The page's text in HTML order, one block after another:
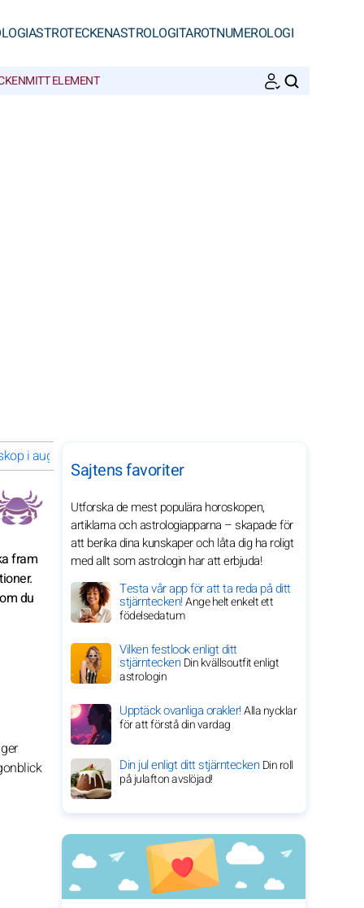
ASTROTECKENASTROLOGITAROTNUMEROLOGI
MITT ELEMENT
i augusti 2029 för ditt stjärntecken
fram
du
Sajtens favoriter
Utforska de mest populära horoskopen,
artiklarna och astrologiapparna – skapade för
att berika dina kunskaper och låta dig ha roligt
med allt som astrologin har att erbjuda!
Testa vår app för att ta reda på ditt
stjärntecken!Ange helt enkelt ett
födelsedatum
Vilken festlook enligt ditt
stjärnteckenDin kvällsoutfit enligt
astrologin
Upptäck ovanliga orakler!Alla nycklar
för att förstå din vardag
Din jul enligt ditt stjärnteckenDin roll
på julafton avslöjad!